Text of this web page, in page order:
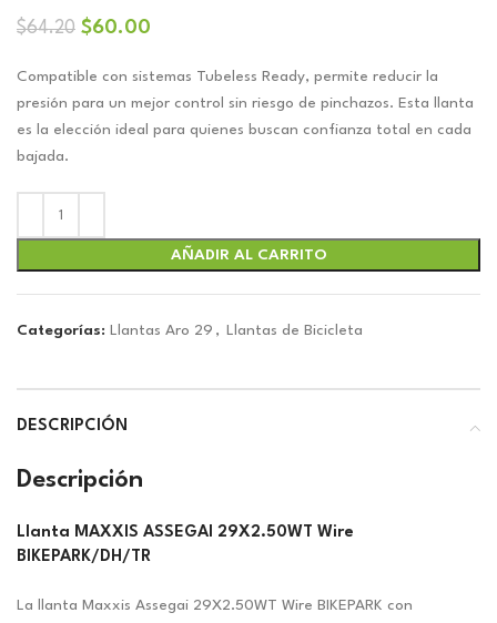
$64.20 El
original
era:
$64.20.
$60.00
actual
es:
$60.00.
Compatible con sistemas Tubeless Ready, permite reducir la
presión para un mejor control sin riesgo de pinchazos. Esta llanta
es la elección ideal para quienes buscan confianza total en cada
bajada.
AÑADIR AL CARRITO
Categorías: Llantas Aro 29 , Llantas de Bicicleta
DESCRIPCIÓN
Descripción
Llanta MAXXIS ASSEGAI 29X2.50WT Wire
BIKEPARK/DH/TR
La llanta Maxxis Assegai 29X2.50WT Wire BIKEPARK con